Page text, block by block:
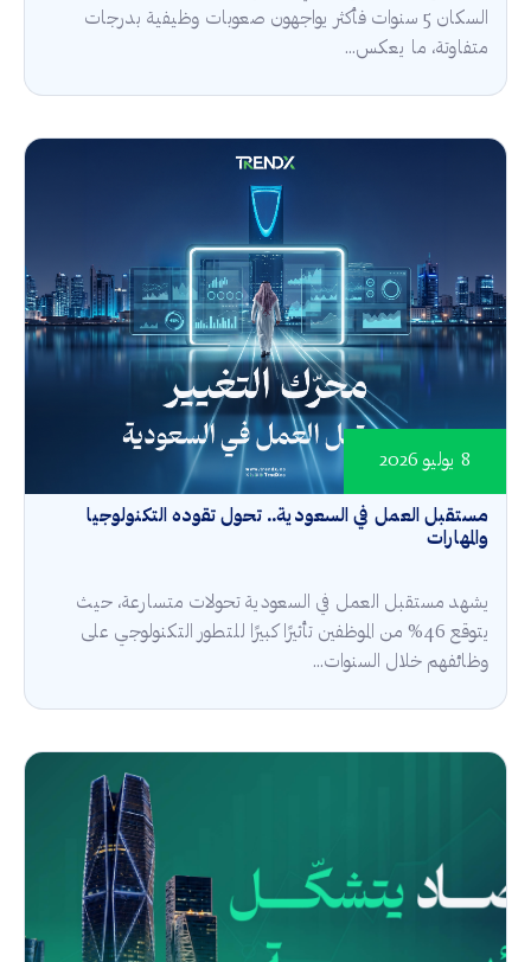
السكان 5 سنوات فأكثر يواجهون صعوبات وظيفية بدرجات
متفاوتة، ما يعكس...
مستقبل العمل في السعودية.. تحول تقوده التكنولوجيا
والمهارات
8 يوليو 2026
يشهد مستقبل العمل في السعودية تحولات متسارعة، حيث
يتوقع 46% من الموظفين تأثيرًا كبيرًا للتطور التكنولوجي على
وظائفهم خلال السنوات...